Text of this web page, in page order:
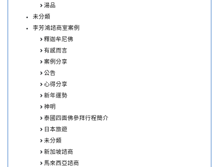
湯品
未分類
李芳鴻諮商室案例
釋迦牟尼佛
有感而言
案例分享
公告
心得分享
新年運勢
神明
泰國四面佛參拜行程簡介
日本旅遊
未分類
新加坡諮商
馬來西亞諮商